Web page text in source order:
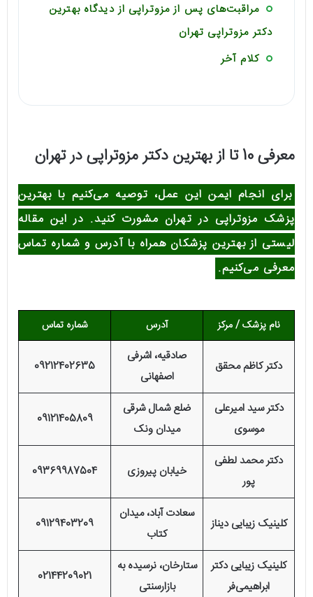
مراقبت‌های پس از مزوتراپی از دیدگاه بهترین
دکتر مزوتراپی تهران
کلام آخر
معرفی 10 تا از بهترین دکتر مزوتراپی در تهران
برای انجام ایمن این عمل، توصیه می‌کنیم با بهترین
پزشک مزوتراپی در تهران مشورت کنید. در این مقاله
لیستی از بهترین پزشکان همراه با آدرس و شماره تماس
معرفی می‌کنیم.
نام پزشک / مرکز آدرس شماره تماس
دکتر کاظم محقق
صادقیه، اشرفی
اصفهانی
09212402635
دکتر سید امیرعلی
موسوی
ضلع شمال شرقی
میدان ونک
09121405809
دکتر محمد لطفی
پور
خیابان پیروزی 09369987504
کلینیک زیبایی دیناز
سعادت آباد، میدان
کتاب
09129403209
کلینیک زیبایی دکتر
ابراهیمی‌فر
ستارخان، نرسیده به
بازارسنتی
02144209021